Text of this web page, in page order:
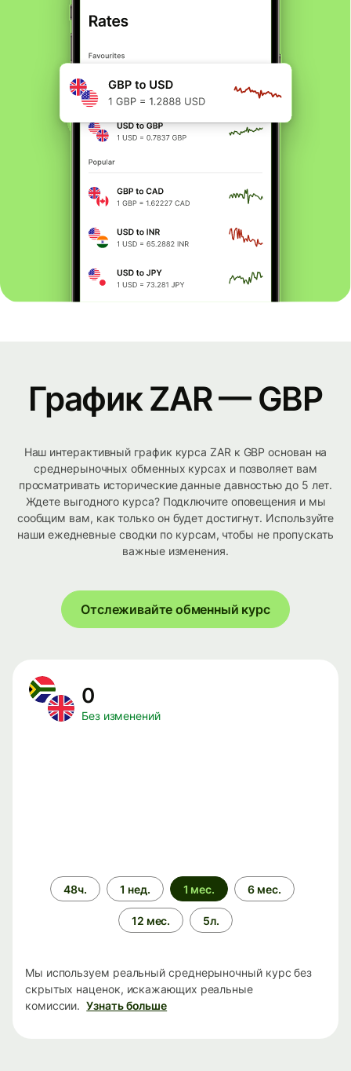
График ZAR — GBP
Наш интерактивный график курса ZAR к GBP основан на
среднерыночных обменных курсах и позволяет вам
просматривать исторические данные давностью до 5 лет.
Ждете выгодного курса? Подключите оповещения и мы
сообщим вам, как только он будет достигнут. Используйте
наши ежедневные сводки по курсам, чтобы не пропускать
важные изменения.
Отслеживайте обменный курс
0
Без изменений
Период
времени
48ч. 1 нед. 1 мес. 6 мес.
12 мес. 5л.
Мы используем реальный среднерыночный курс без
скрытых наценок, искажающих реальные
комиссии. Узнать больше